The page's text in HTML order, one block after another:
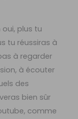
oui, plus tu
tu réussiras à
à regarder
à écouter
des
bien sûr
comme